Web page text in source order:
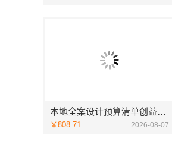
本地全案设计预算清单创益讯建筑-湖南创益讯建筑有限公司
￥808.71 2026-08-07